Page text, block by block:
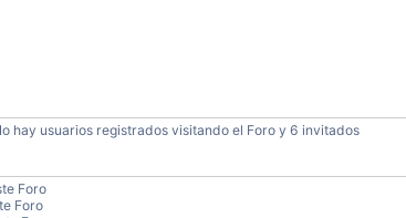
hay usuarios registrados visitando el Foro y 6 invitados
Foro
Foro